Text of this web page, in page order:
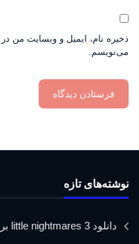
ذخیره نام، ایمیل و وبسایت من
می‌نویسم.
نوشته‌های تازه
دانلود little nightmares 3 برای اندروید